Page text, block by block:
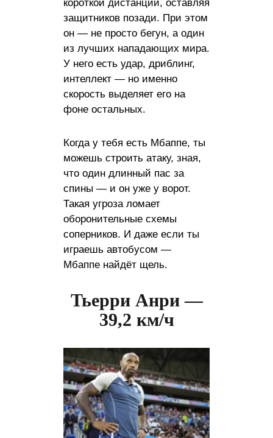
короткой дистанции, оставляя
защитников позади. При этом
он — не просто бегун, а один
из лучших нападающих мира.
У него есть удар, дриблинг,
интеллект — но именно
скорость выделяет его на
фоне остальных.
Когда у тебя есть Мбаппе, ты
можешь строить атаку, зная,
что один длинный пас за
спины — и он уже у ворот.
Такая угроза ломает
оборонительные схемы
соперников. И даже если ты
играешь автобусом —
Мбаппе найдёт щель.
Тьерри Анри —
39,2 км/ч